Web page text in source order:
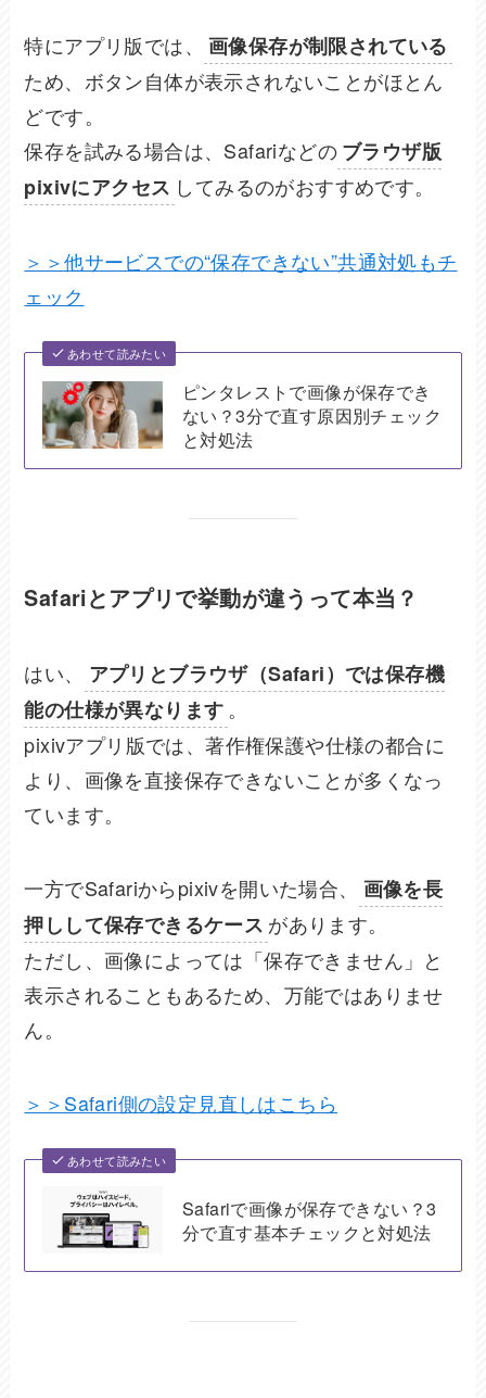
特にアプリ版では、
画像保存が制限されている
ため、ボタン自体が表示されないことがほとん
どです。
保存を試みる場合は、Safariなどのブラウザ版
pixivにアクセス してみるのがおすすめです。
＞＞他サービスでの“保存できない”共通対処もチ
ェック
あわせて読みたい
ピンタレストで画像が保存でき
ない？3分で直す原因別チェック
と対処法
Safariとアプリで挙動が違うって本当？
はい、
アプリとブラウザ（Safari）では保存機
能の仕様が異なります 。
pixivアプリ版では、著作権保護や仕様の都合に
より、画像を直接保存できないことが多くなっ
ています。
一方でSafariからpixivを開いた場合、
画像を長
押しして保存できるケース があります。
ただし、画像によっては「保存できません」と
表示されることもあるため、万能ではありませ
ん。
＞＞Safari側の設定見直しはこちら
あわせて読みたい
Safariで画像が保存できない？3
分で直す基本チェックと対処法